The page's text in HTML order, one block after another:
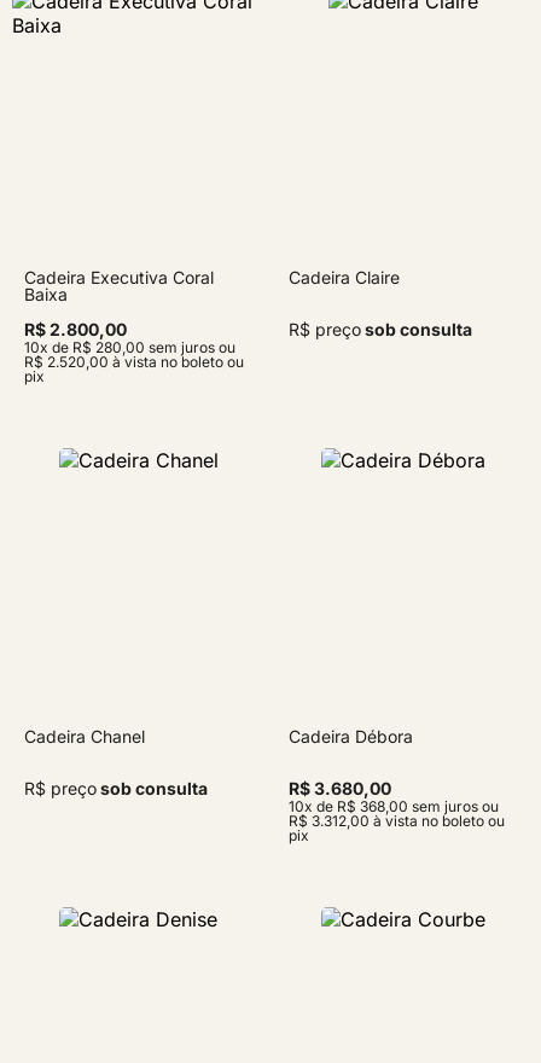
Cadeira Executiva Coral
Baixa
R$ 2.800,00
10x de R$ 280,00 sem juros ou
R$ 2.520,00 à vista no boleto ou
pix
Cadeira Claire
R$ preçosob consulta
Cadeira Chanel
R$ preçosob consulta
Cadeira Débora
R$ 3.680,00
10x de R$ 368,00 sem juros ou
R$ 3.312,00 à vista no boleto ou
pix